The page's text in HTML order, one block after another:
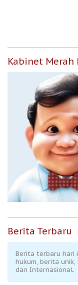
Kabinet Merah
Berita Terbaru
Berita terbaru hari
hukum, berita
dan Internasional.